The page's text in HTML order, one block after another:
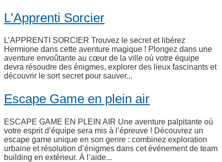
L’Apprenti Sorcier
L’APPRENTI SORCIER Trouvez le secret et libérez
Hermione dans cette aventure magique ! Plongez dans une
aventure envoûtante au cœur de la ville où votre équipe
devra résoudre des énigmes, explorer des lieux fascinants et
découvrir le sort secret pour sauver...
Escape Game en plein air
ESCAPE GAME EN PLEIN AIR Une aventure palpitante où
votre esprit d’équipe sera mis à l’épreuve ! Découvrez un
escape game unique en son genre : combinez exploration
urbaine et résolution d’énigmes dans cet événement de team
building en extérieur. À l’aide...